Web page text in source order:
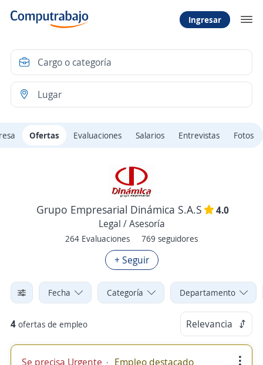
Ingresar
Ofertas Evaluaciones Salarios Entrevistas Fotos
Grupo Empresarial Dinámica S.A.S
4.0
Legal / Asesoría
264 Evaluaciones 769 seguidores
+ Seguir
Fecha Categoría Departamento
4 ofertas de empleo Relevancia
Se precisa Urgente Empleo destacado